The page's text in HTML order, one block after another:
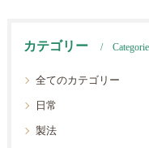
カテゴリー
全てのカテゴリー
日常
製法